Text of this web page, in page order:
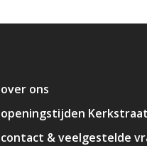
over ons
openingstijden
contact & veelgestelde